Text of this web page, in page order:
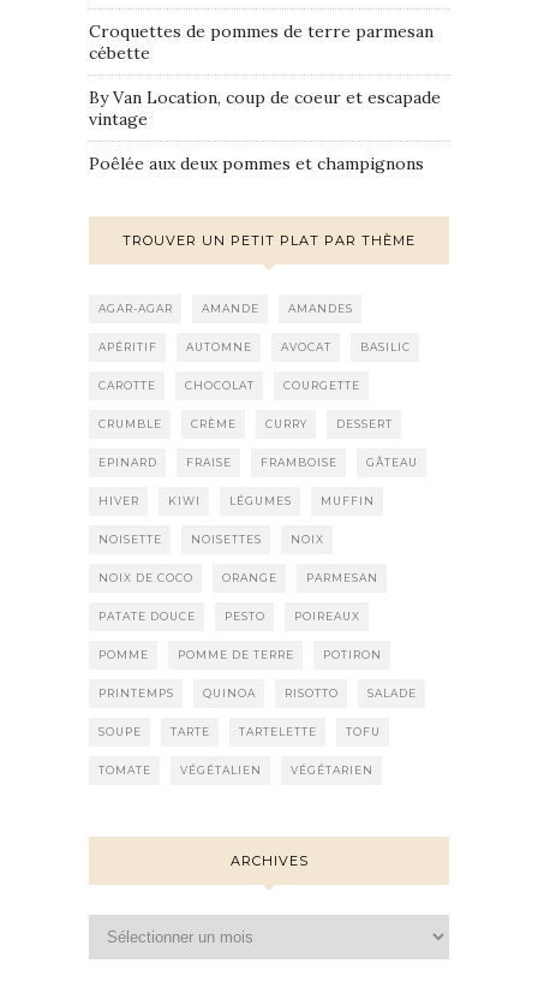
Croquettes de pommes de terre parmesan
cébette
By Van Location, coup de coeur et escapade
vintage
Poêlée aux deux pommes et champignons
TROUVER UN PETIT PLAT PAR THÈME
AGAR-AGAR AMANDE AMANDES
APÉRITIF AUTOMNE AVOCAT BASILIC
CAROTTE CHOCOLAT COURGETTE
CRUMBLE CRÈME CURRY DESSERT
EPINARD FRAISE FRAMBOISE GÂTEAU
HIVER KIWI LÉGUMES MUFFIN
NOISETTE NOISETTES NOIX
NOIX DE COCO ORANGE PARMESAN
PATATE DOUCE PESTO POIREAUX
POMME POMME DE TERRE POTIRON
PRINTEMPS QUINOA RISOTTO SALADE
SOUPE TARTE TARTELETTE TOFU
TOMATE VÉGÉTALIEN VÉGÉTARIEN
ARCHIVES